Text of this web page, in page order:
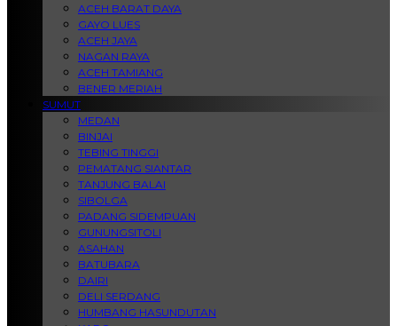
ACEH BARAT DAYA
GAYO LUES
ACEH JAYA
NAGAN RAYA
ACEH TAMIANG
BENER MERIAH
SUMUT
MEDAN
BINJAI
TEBING TINGGI
PEMATANG SIANTAR
TANJUNG BALAI
SIBOLGA
PADANG SIDEMPUAN
GUNUNGSITOLI
ASAHAN
BATUBARA
DAIRI
DELI SERDANG
HUMBANG HASUNDUTAN